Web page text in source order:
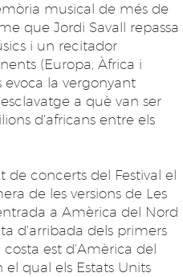
musical de més de
que Jordi Savall repassa
i un recitador
(Europa, Àfrica i
la vergonyant
a què van ser
d'africans entre els
de concerts del Festival el
de les versions de Les
a Amèrica del Nord
d'arribada dels primers
costa est d'Amèrica del
el qual els Estats Units